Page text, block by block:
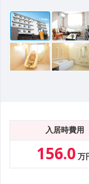
入居時費用
156.0 万